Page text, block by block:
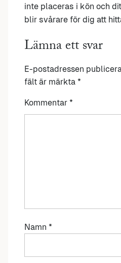
inte placeras i kön och
blir svårare för dig att
Lämna ett svar
E-postadressen
fält är märkta *
Kommentar *
Namn *